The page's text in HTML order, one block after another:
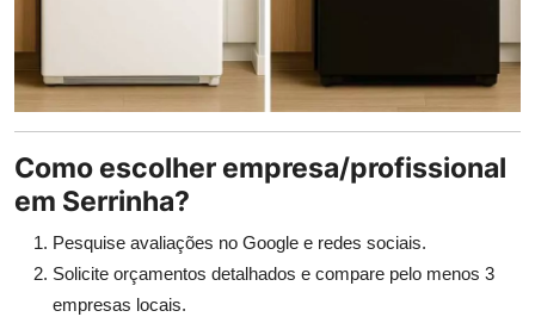
Como escolher empresa/profissional
em Serrinha?
Pesquise avaliações no Google e redes sociais.
Solicite orçamentos detalhados e compare pelo menos 3
empresas locais.